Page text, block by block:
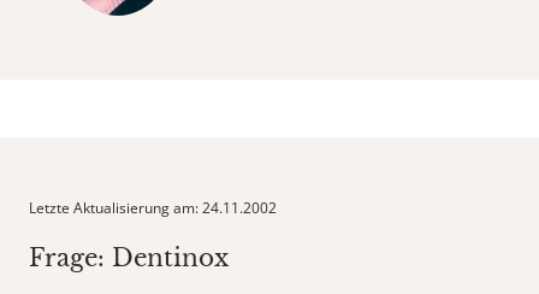
Letzte Aktualisierung am: 24.11.2002
Frage: Dentinox